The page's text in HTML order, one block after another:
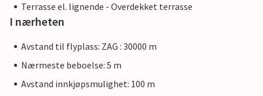
Terrasse el. lignende - Overdekket terrasse
I nærheten
Avstand til flyplass: ZAG : 30000 m
Nærmeste beboelse: 5 m
Avstand innkjøpsmulighet: 100 m